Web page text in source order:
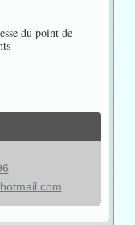
du point de